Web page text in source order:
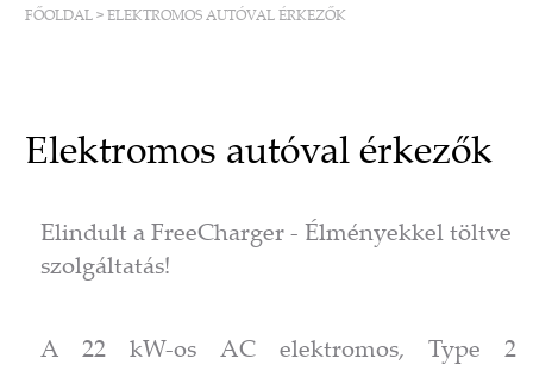
FŐOLDAL > ELEKTROMOS AUTÓVAL ÉRKEZŐK
Elektromos autóval érkezők
Elindult a FreeCharger - Élményekkel töltve
szolgáltatás!
A 22 kW-os AC elektromos, Type 2